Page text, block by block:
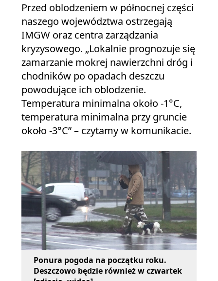
Przed oblodzeniem w północnej części
naszego województwa ostrzegają
IMGW oraz centra zarządzania
kryzysowego. „Lokalnie prognozuje się
zamarzanie mokrej nawierzchni dróg i
chodników po opadach deszczu
powodujące ich oblodzenie.
Temperatura minimalna około -1°C,
temperatura minimalna przy gruncie
około -3°C” – czytamy w komunikacie.
Ponura pogoda na początku roku.
Deszczowo będzie również w czwartek